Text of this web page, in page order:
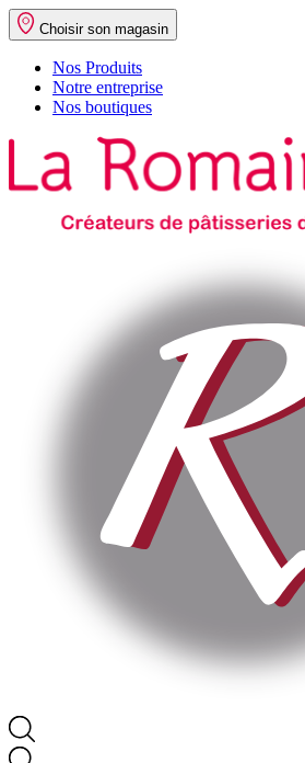
Choisir son magasin
Nos Produits
Notre entreprise
Nos boutiques